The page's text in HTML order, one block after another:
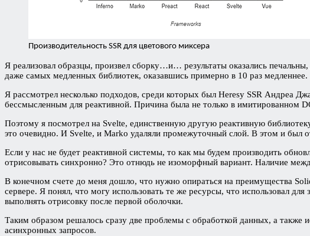
Производительность SSR для цветового миксера
Я реализовал образцы, произвел сборку…и… результаты оказались
даже самых медленных библиотек, оказавшись примерно в 10 раз медленнее.
Я рассмотрел несколько подходов, среди которых был Heresy SSR Андреа
бессмысленным для реактивной. Причина была не только в имитированном
Поэтому я посмотрел на Svelte, единственную другую реактивную
это очевидно. И Svelte, и Marko удаляли промежуточный слой. В этом и был
Если у нас не будет реактивной системы, то как мы будем производить
отрисовывать синхронно? Это отнюдь не изоморфный вариант. Наличие
В конечном счете до меня дошло, что нужно опираться на преимущества
сервере. Я понял, что могу использовать те же ресурсы, что использовал
выполнять отрисовку после первой оболочки.
Таким образом решалось сразу две проблемы с обработкой данных, а также
асинхронных запросов.